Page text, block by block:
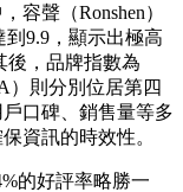
容聲（Ronshen）
9.9，顯示出極高
後，品牌指數為
）則分別位居第四
口碑、銷售量等多
資訊的時效性。
的好評率略勝一